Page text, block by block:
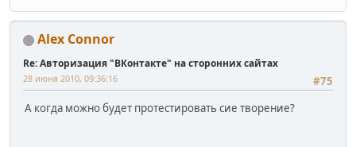
Alex Connor
Re: Авторизация "ВКонтакте" на сторонних сайтах
#75
28 июня 2010, 09:36:16
А когда можно будет протестировать сие творение?